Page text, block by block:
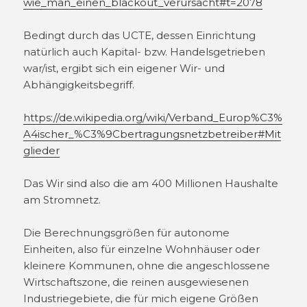
wie_man_einen_blackout_verursacht#t=2078
Bedingt durch das UCTE, dessen Einrichtung
natürlich auch Kapital- bzw. Handelsgetrieben
war/ist, ergibt sich ein eigener Wir- und
Abhängigkeitsbegriff.
https://de.wikipedia.org/wiki/Verband_Europ%C3%
A4ischer_%C3%9Cbertragungsnetzbetreiber#Mit
glieder
Das Wir sind also die am 400 Millionen Haushalte
am Stromnetz.
Die Berechnungsgrößen für autonome
Einheiten, also für einzelne Wohnhäuser oder
kleinere Kommunen, ohne die angeschlossene
Wirtschaftszone, die reinen ausgewiesenen
Industriegebiete, die für mich eigene Größen